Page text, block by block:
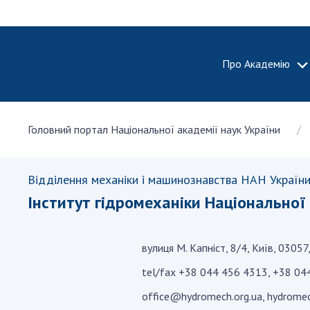
Про Академію
Про
Історія
100-
України
та
НАН
Головний портал Національної академії наук України
Відділення механіки і машинознавства НАН України
Інститут гідромеханіки
вулиця М. Капніст, 8/4, Київ,
tel/fax +38 044 456 4313, +38
office@hydromech.org.ua,